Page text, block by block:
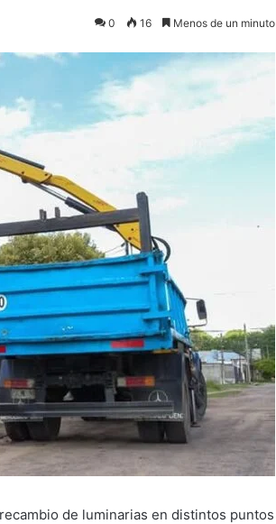
0 16 Menos de un minuto
de luminarias en distintos puntos